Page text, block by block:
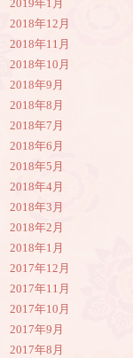
2019年1月
2018年12月
2018年11月
2018年10月
2018年9月
2018年8月
2018年7月
2018年6月
2018年5月
2018年4月
2018年3月
2018年2月
2018年1月
2017年12月
2017年11月
2017年10月
2017年9月
2017年8月